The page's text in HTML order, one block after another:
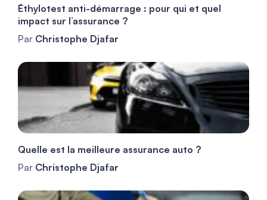
Éthylotest anti-démarrage : pour qui et quel
impact sur l’assurance ?
Par Christophe Djafar
Quelle est la meilleure assurance auto ?
Par Christophe Djafar